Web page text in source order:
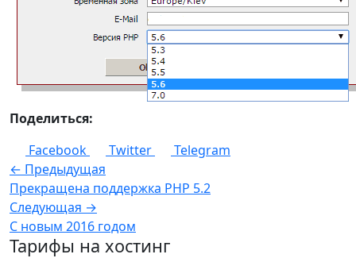
Поделиться:
Facebook
Twitter
Telegram
← Предыдущая
Прекращена поддержка PHP 5.2
Следующая →
С новым 2016 годом
Тарифы на хостинг